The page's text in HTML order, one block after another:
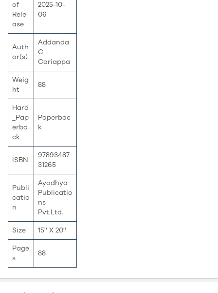
of
Rele
ase
2025-10-
06
Auth
or(s)
Addanda
C
Cariappa
Weig
ht
88
Hard
_Pap
erba
ck
Paperbac
k
ISBN
97893487
31265
Publi
catio
n
Ayodhya
Publicatio
ns
Pvt.Ltd.
Size 15'' X 20''
Page
s
88